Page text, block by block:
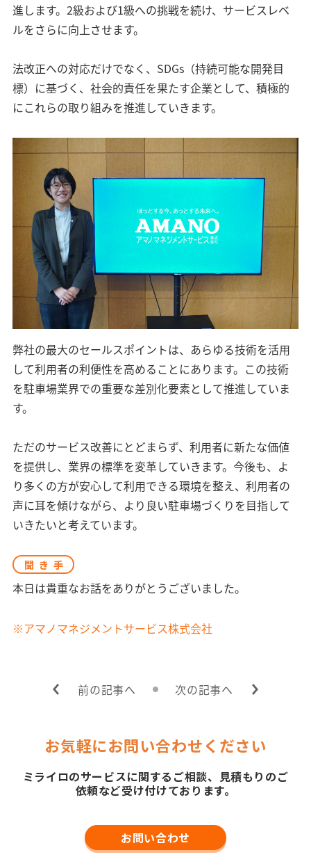
進します。2級および1級への挑戦を続け、サービスレベ
ルをさらに向上させます。
法改正への対応だけでなく、SDGs（持続可能な開発目
標）に基づく、社会的責任を果たす企業として、積極的
にこれらの取り組みを推進していきます。
弊社の最大のセールスポイントは、あらゆる技術を活用
して利用者の利便性を高めることにあります。この技術
を駐車場業界での重要な差別化要素として推進していま
す。
ただのサービス改善にとどまらず、利用者に新たな価値
を提供し、業界の標準を変革していきます。今後も、よ
り多くの方が安心して利用できる環境を整え、利用者の
声に耳を傾けながら、より良い駐車場づくりを目指して
いきたいと考えています。
聞き手
本日は貴重なお話をありがとうございました。
※アマノマネジメントサービス株式会社
前の記事へ 次の記事へ
お気軽にお問い合わせください
ミライロのサービスに関するご相談、見積もりのご
依頼など受け付けております。
お問い合わせ